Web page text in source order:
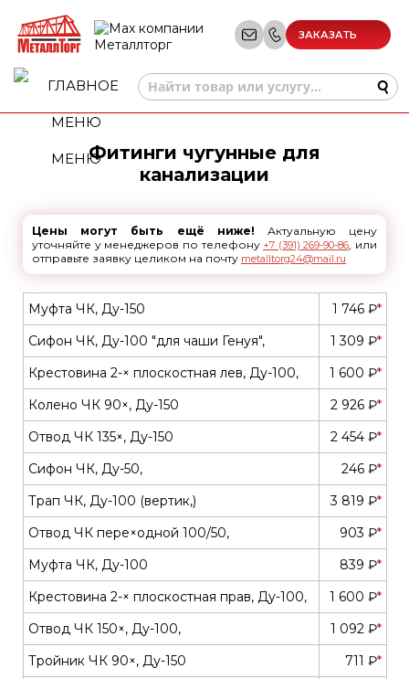
ЗАКАЗАТЬ
МЕНЮФитинги чугунные для
канализации
Цены могут быть ещё ниже! Актуальную цену
уточняйте у менеджеров по телефону +7 (391) 269-90-86, или
отправьте заявку целиком на почту metalltorg24@mail.ru
Муфта ЧК, Ду-150 1 746 ₽*
Сифон ЧК, Ду-100 "для чаши Генуя",
1 309 ₽*
Крестовина 2-× плоскостная лев, Ду-100,
1 600 ₽*
Колено ЧК 90×, Ду-150
2 926 ₽*
Отвод ЧК 135×, Ду-150
2 454 ₽*
Сифон ЧК, Ду-50,
246 ₽*
Трап ЧК, Ду-100 (вертик,)
3 819 ₽*
Отвод ЧК пере×одной 100/50,
903 ₽*
Муфта ЧК, Ду-100
839 ₽*
Крестовина 2-× плоскостная прав, Ду-100,
1 600 ₽*
Отвод ЧК 150×, Ду-100,
1 092 ₽*
Тройник ЧК 90×, Ду-150
711 ₽*